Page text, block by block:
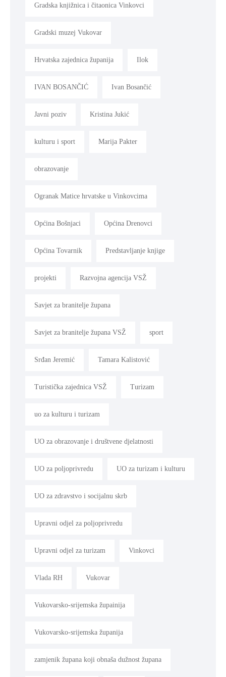
Gradska knjižnica i čitaonica Vinkovci
Gradski muzej Vukovar
Hrvatska zajednica županija Ilok
IVAN BOSANČIĆ Ivan Bosančić
Javni poziv Kristina Jukić
kulturu i sport Marija Pakter
obrazovanje
Ogranak Matice hrvatske u Vinkovcima
Općina Bošnjaci Općina Drenovci
Općina Tovarnik Predstavljanje knjige
projekti Razvojna agencija VSŽ
Savjet za branitelje župana
Savjet za branitelje župana VSŽ sport
Srđan Jeremić Tamara Kalistović
Turistička zajednica VSŽ Turizam
uo za kulturu i turizam
UO za obrazovanje i društvene djelatnosti
UO za poljoprivredu UO za turizam i kulturu
UO za zdravstvo i socijalnu skrb
Upravni odjel za poljoprivredu
Upravni odjel za turizam Vinkovci
Vlada RH Vukovar
Vukovarsko-srijemska župainija
Vukovarsko-srijemska županija
zamjenik župana koji obnaša dužnost župana